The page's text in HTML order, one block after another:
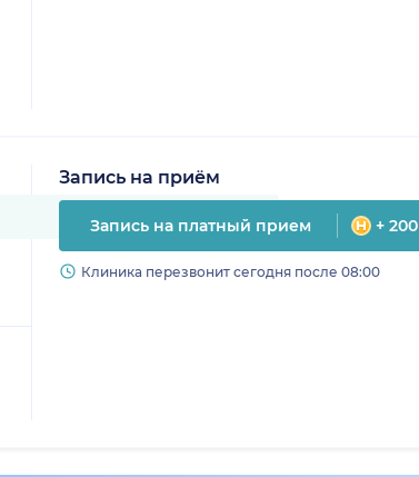
Запись на приём
Запись на платный прием + 200
Клиника перезвонит сегодня после 08:00